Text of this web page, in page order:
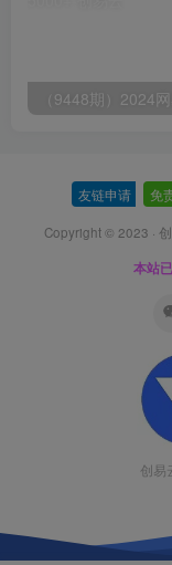
友链申请 免
Copyright © 2023 ·
本站
创易